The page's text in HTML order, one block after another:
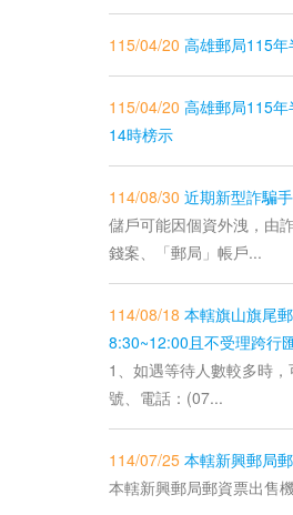
115/04/20 高雄郵局115
115/04/20 高雄郵局115
14時榜示
114/08/30 近期新型詐騙
儲戶可能因個資外洩，由
錢案、「郵局」帳戶...
114/08/18 本轄旗山旗尾
8:30~12:00且不受理跨行
1、如遇等待人數較多時
號、電話：(07...
114/07/25 本轄新興郵局
本轄新興郵局郵資票出售